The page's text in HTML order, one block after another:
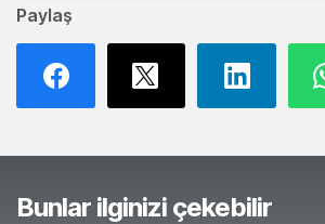
Paylaş
Bunlar ilginizi çekebilir